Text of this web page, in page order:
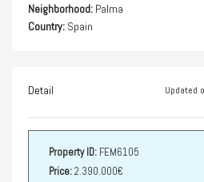
Neighborhood: Palma
Country: Spain
Detail Updated
Property ID: FEM6105
Price:2.390.000€